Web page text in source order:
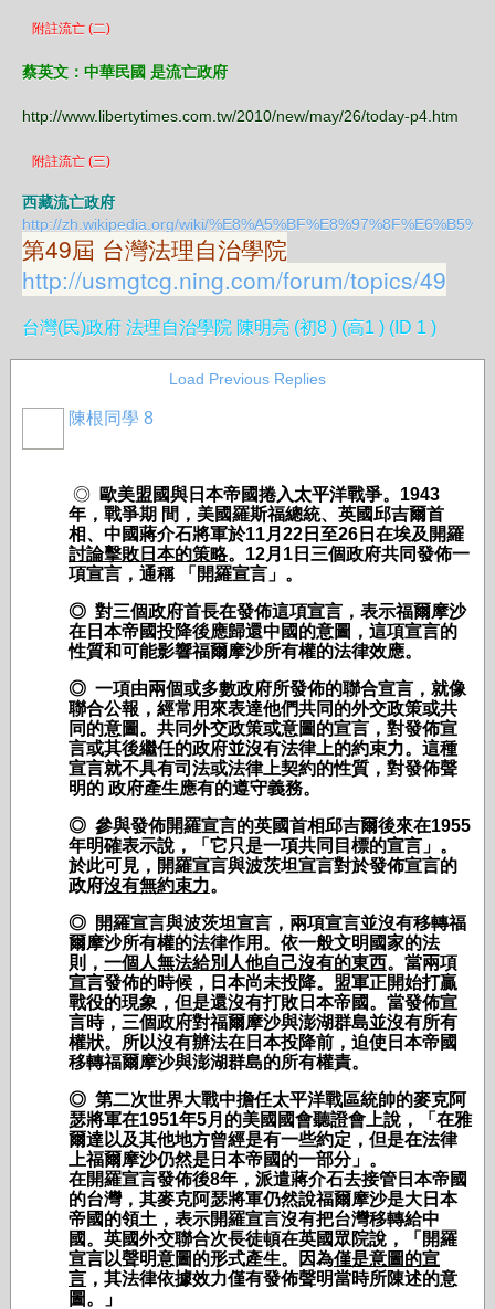
附註流亡 (二)
蔡英文：中華民國 是流亡政府
http://www.libertytimes.com.tw/2010/new/may/26/today-p4.htm
附註流亡 (三)
西藏流亡政府
http://zh.wikipedia.org/wiki/
第49屆 台灣法理自治學院
http://usmgtcg.ning.com/forum/topics/49
台灣(民)政府 法理自治學院 陳明亮 (初8 ) (高1 ) (ID 1 )
Load Previous Replies
陳根同學 8
◎ 歐美盟國與日本帝國捲入太平洋戰爭。 1943
年，戰爭期 間，美國羅斯福總統、英國邱吉爾首
相、中國蔣介石將軍於11月 22 日 至26 日在埃及開羅
討論擊敗日本的策略。 12月 1 日 三個政府共同發佈一
項宣言，通稱
「開羅宣言」。
◎ 對三個政府首長在發佈這項宣言，表示福爾摩沙
在日本帝國投降後應歸還中國的意圖，這項宣言的
性質和可能影響福爾摩沙所有權的法律效應。
◎ 一項由兩個或多數政府所發佈的聯合宣言，就像
聯合公報，經常用來表達他們共同的外交政策或共
同的意圖。共同外交政策或意圖的宣言，對發佈宣
言或其後繼任的政府並沒有法律上的約束力。這種
宣言就不具有司法或法律上契約的性質，對發佈聲
明的 政府產生應有的遵守義務。
◎ 參與發佈開羅宣言的英國首相邱吉爾後來在1955
年明確表示說，「它只是一項共同目標的宣言」。
於此可見，開羅宣言與波茨坦宣言對於發佈宣言的
政府沒有無約束力。
◎ 開羅宣言與波茨坦宣言，兩項宣言並沒有移轉福
爾摩沙所有權的法律作用。依一般文明國家的法
則， 一個人無法給別人他自己沒有的東西。當兩項
宣言發佈的時候，日本尚未投降。盟軍正開始打贏
戰役的現象，但是還沒有打敗日本帝國。當發佈宣
言時，三個政府對福爾摩沙與澎湖群島並沒有所有
權狀。所以沒有辦法在日本投降前，迫使日本帝國
移轉福爾摩沙與澎湖群島的所有權責。
◎ 第二次世界大戰中擔任太平洋戰區統帥的麥克阿
瑟將軍在1951年5月的美國國會聽證會上說，「在雅
爾達以及其他地方曾經是有一些約定，但是在法律
上福爾摩沙仍然是日本帝國的一部分」。
在開羅宣言發佈後8年，派遣蔣介石去接管 日本帝國
的台灣，其麥克阿瑟將軍仍然說福爾摩沙是大日本
帝國的領土，表示開羅宣言沒有把台灣移轉給中
國。英國外交聯合次長徒頓在英國眾院說，「開羅
宣言以聲明意圖的形式產生。因為僅是意圖的宣
言 ，其法律依據效力僅有發佈聲明當時所陳述的意
圖。」